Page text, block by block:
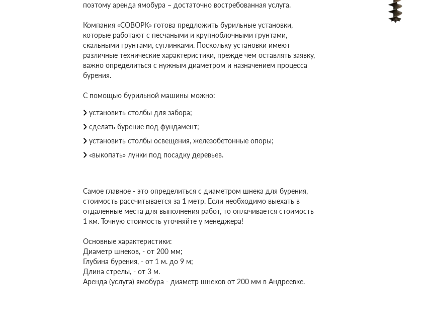
поэтому аренда ямобура – достаточно востребованная услуга.
Компания «СОВОРК» готова предложить бурильные установки,
которые работают с песчаными и крупноблочными грунтами,
скальными грунтами, суглинками. Поскольку установки имеют
различные технические характеристики, прежде чем оставлять заявку,
важно определиться с нужным диаметром и назначением процесса
бурения.
С помощью бурильной машины можно:
установить столбы для забора;
сделать бурение под фундамент;
установить столбы освещения, железобетонные опоры;
«выкопать» лунки под посадку деревьев.
Самое главное - это определиться с диаметром шнека для бурения,
стоимость рассчитывается за 1 метр. Если необходимо выехать в
отдаленные места для выполнения работ, то оплачивается стоимость
1 км. Точную стоимость уточняйте у менеджера!
Основные характеристики:
Диаметр шнеков, - от 200 мм;
Глубина бурения, - от 1 м. до 9 м;
Длина стрелы, - от 3 м.
Аренда (услуга) ямобура - диаметр шнеков от 200 мм в Андреевке.